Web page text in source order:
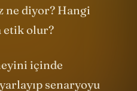
ölümüne mi karar
ne diyor? Hangi
içinde